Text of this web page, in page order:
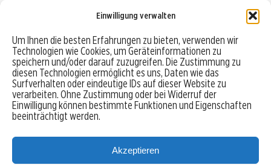
Einwilligung verwalten
Um Ihnen die besten Erfahrungen zu bieten, verwenden wir
Technologien wie Cookies, um Geräteinformationen zu
speichern und/oder darauf zuzugreifen. Die Zustimmung zu
diesen Technologien ermöglicht es uns, Daten wie das
Surfverhalten oder eindeutige IDs auf dieser Website zu
verarbeiten. Ohne Zustimmung oder bei Widerruf der
Einwilligung können bestimmte Funktionen und Eigenschaften
beeinträchtigt werden.
Akzeptieren
Robo-Advisor vergleichen
Depotvergleich
Festgeld vergleichen
Tagesgeld vergleichen